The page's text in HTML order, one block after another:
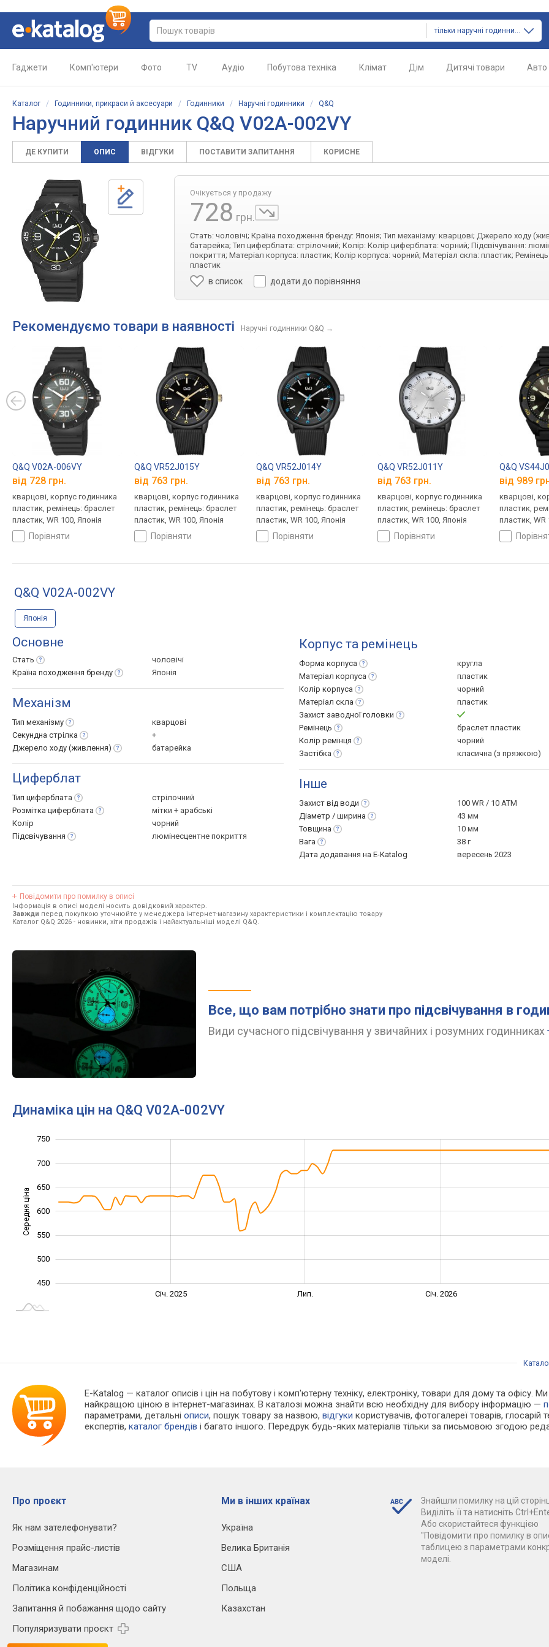
тільки наручні годинники
Гаджети Комп'ютери Фото TV Аудіо Побутова техніка Клімат Дім Дитячі товари Авто
Каталог / Годинники, прикраси й аксесуари / Годинники / Наручні годинники / Q&Q
Наручний годинник Q&Q V02A-002VY
ДЕ КУПИТИ ОПИС ВІДГУКИ ПОСТАВИТИ ЗАПИТАННЯ КОРИСНЕ
Очікується у продажу
728 грн.
Стать: чоловічі; Країна походження бренду: Японія; Тип механізму: кварцові; Джерело ходу
батарейка; Тип циферблата: стрілочний; Колір: Колір циферблата: чорний; Підсвічування:
покриття; Матеріал корпуса: пластик; Колір корпуса: чорний; Матеріал скла: пластик;
пластик
в список додати до порівняння
Рекомендуємо товари в наявності Наручні годинники Q&Q →
Q&Q V02A-006VY
від 728 грн.
кварцові, корпус годинника
пластик, ремінець: браслет
пластик, WR 100, Японія
порівняти
Q&Q VR52J015Y
від 763 грн.
кварцові, корпус годинника
пластик, ремінець: браслет
пластик, WR 100, Японія
порівняти
Q&Q VR52J014Y
від 763 грн.
кварцові, корпус годинника
пластик, ремінець: браслет
пластик, WR 100, Японія
порівняти
Q&Q VR52J011Y
від 763 грн.
кварцові, корпус годинника
пластик, ремінець: браслет
пластик, WR 100, Японія
порівняти
Q&Q
від 989
кварцові,
пластик,
пластик, WR
Q&Q V02A-002VY
Японія
Основне
Стать
чоловічі
Країна походження бренду Японія
Механізм
Тип механізму
кварцові
Секундна стрілка
+
Джерело ходу (живлення) батарейка
Циферблат
Тип циферблата
стрілочний
Розмітка циферблата
мітки + арабські
Колір
чорний
Підсвічування
люмінесцентне покриття
Корпус та ремінець
Форма корпуса
кругла
Матеріал корпуса
пластик
Колір корпуса
чорний
Матеріал скла
пластик
Захист заводноїголовки
Ремінець
браслет пластик
Колір ремінця
чорний
Застібка
класична (з пряжкою)
Інше
Захист від води
100 WR / 10 ATM
Діаметр / ширина
43 мм
Товщина
10 мм
Вага
38 г
Дата додавання на E-Katalog
вересень 2023
Повідомити про помилку в описі
Інформація в описі моделі носить довідковий характер.
Завжди перед покупкою уточнюйте у менеджера інтернет-магазину характеристики і комплектацію товару
Каталог Q&Q 2026 - новинки, хіти продажів і найактуальніші моделі Q&Q.
Все, що вам потрібно знати про підсвічування в
Види сучасного підсвічування у звичайних і розумних годинниках
Динаміка цін на Q&Q V02A-002VY
Середня ціна 450
450
500
550
600
650
700
750
Січ. 2025 Лип. Січ. 2026
E-Katalog — каталог описів і цін на побутову і комп'ютерну техніку, електроніку, товари для дому та офісу.
найкращою ціною в інтернет-магазинах. В каталозі можна знайти всю необхідну для вибору інформацію —
параметрами, детальніописи, пошук товару за назвою,відгуки користувачів, фотогалереї товарів, глосарій
експертів,каталог брендів і багато іншого. Передрук будь-яких матеріалів тільки за письмовою згодою
Про проєкт
Як нам зателефонувати?
Розміщення прайс-листів
Магазинам
Політика конфіденційності
Запитання й побажання щодо сайту
Популяризувати проєкт
Ми в інших країнах
Україна
Велика Британія
США
Польща
Казахстан
Знайшли помилку на цій
Виділіть її та натисніть
Або скористайтеся функцією
"Повідомити про помилку в
таблицею з параметрами
моделі.